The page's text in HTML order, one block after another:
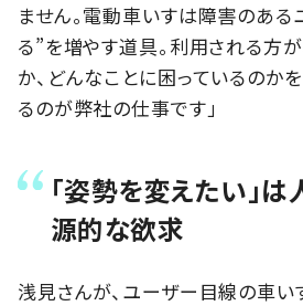
ません。電動車いすは障害のある
る”を増やす道具。利用される方
か、どんなことに困っているのか
るのが弊社の仕事です」
「姿勢を変えたい」
源的な欲求
浅見さんが、ユーザー目線の車い